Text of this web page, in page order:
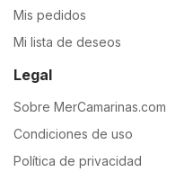
Mis pedidos
Mi lista de deseos
Legal
Sobre MerCamarinas.com
Condiciones de uso
Política de privacidad